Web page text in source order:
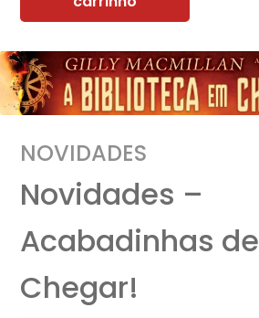
NOVIDADES
Novidades –
Acabadinhas de
Chegar!